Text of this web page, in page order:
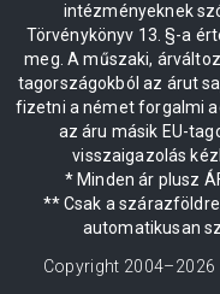
intézményeknek
Törvénykönyv 13. §-a
meg. A műszaki,
tagországokból az árut
fizetni a német forgalmi
az áru másik EU-
visszaigazolás
* Minden ár plusz
** Csak a
automatikusan
Copyright 2004–2026